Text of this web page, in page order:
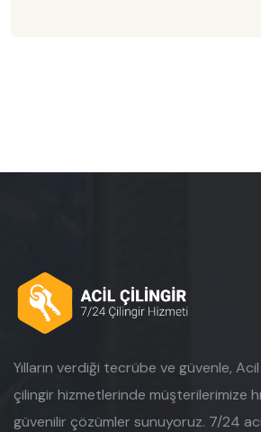
Yılların verdiği tecrübe ve güvenle,
çilingir hizmetlerinde müşterilerimize
güvenilir çözümler sunuyoruz. 7/24